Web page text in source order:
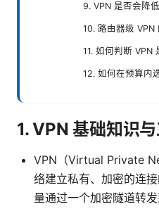
9. VPN 是否会降
10. 路由器级 VPN
11. 如何判断 VPN
12. 如何在预算内
1. VPN 基础知识
VPN（Virtual Private
络建立私有、加密的连
量通过一个加密隧道转